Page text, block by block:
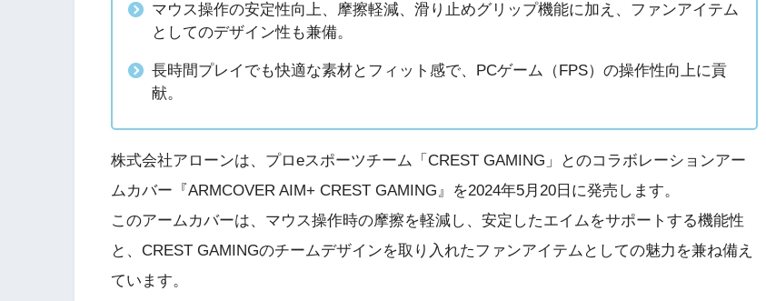
マウス操作の安定性向上、摩擦軽減、滑り止めグリップ機能に加え、ファンアイテム
としてのデザイン性も兼備。
長時間プレイでも快適な素材とフィット感で、PCゲーム（FPS）の操作性向上に貢
献。
株式会社アローンは、プロeスポーツチーム「CREST GAMING」とのコラボレーションアー
ムカバー『ARMCOVER AIM+ CREST GAMING』を2024年5月20日に発売します。
このアームカバーは、マウス操作時の摩擦を軽減し、安定したエイムをサポートする機能性
と、CREST GAMINGのチームデザインを取り入れたファンアイテムとしての魅力を兼ね備え
ています。